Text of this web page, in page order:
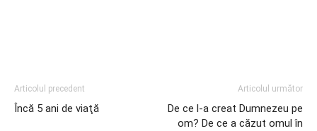
Articolul precedent
Încă 5 ani de viaţă
Articolul următor
De ce l-a creat Dumnezeu pe
om? De ce a căzut omul în